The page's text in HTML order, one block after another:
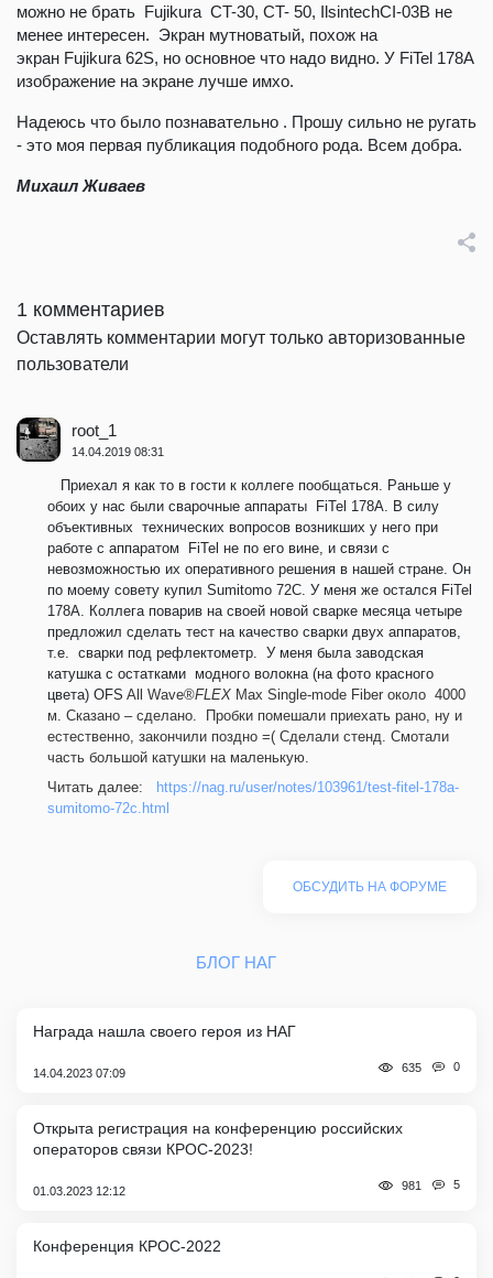
можно не брать Fujikura CT-30, CT- 50, IlsintechCI-03B не
менее интересен. Экран мутноватый, похож на
экран Fujikura 62S, но основное что надо видно. У FiTel 178А
изображение на экране лучше имхо.
Надеюсь что было познавательно . Прошу сильно не ругать
- это моя первая публикация подобного рода. Всем добра.
Михаил Живаев
1 комментариев
Оставлять комментарии могут только авторизованные
пользователи
root_1
14.04.2019 08:31
Приехал я как то в гости к коллеге пообщаться. Раньше у
обоих у нас были сварочные аппараты FiTel 178A . В силу
объективных технических вопросов возникших у него при
работе с аппаратом
FiTel не по его вине, и связи с
невозможностью их оперативного решения в нашей стране. Он
по моему совету купил Sumitomo 72C . У меня же остался FiTel
178A . Коллега поварив на своей новой сварке месяца четыре
предложил сделать тест на качество сварки двух аппаратов,
т.е.
сварки под рефлектометр.
У меня была заводская
катушка с остатками модного волокна (на фото красного
цвета) OFS All Wave®FLEX Max Single-mode Fiber около 4000
м. Сказано – сделано.
Пробки помешали приехать рано, ну и
естественно, закончили поздно =( Сделали стенд. Смотали
часть большой катушки на маленькую.
Читать далее: https://nag.ru/user/notes/103961/test-fitel-178a-
sumitomo-72c.html
ОБСУДИТЬ НА ФОРУМЕ
БЛОГ НАГ
Награда нашла своего героя из НАГ
14.04.2023 07:09 635 0
Открыта регистрация на конференцию российских
операторов связи КРОС-2023!
01.03.2023 12:12 981 5
Конференция КРОС-2022